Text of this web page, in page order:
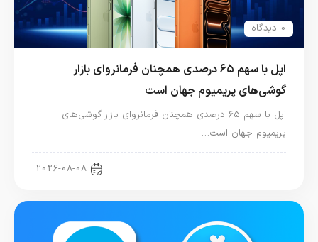
0 دیدگاه
اپل با سهم ۶۵ درصدی همچنان فرمانروای بازار
گوشی‌های پریمیوم جهان است
اپل با سهم ۶۵ درصدی همچنان فرمانروای بازار گوشی‌های
پریمیوم جهان است…
2026-08-08